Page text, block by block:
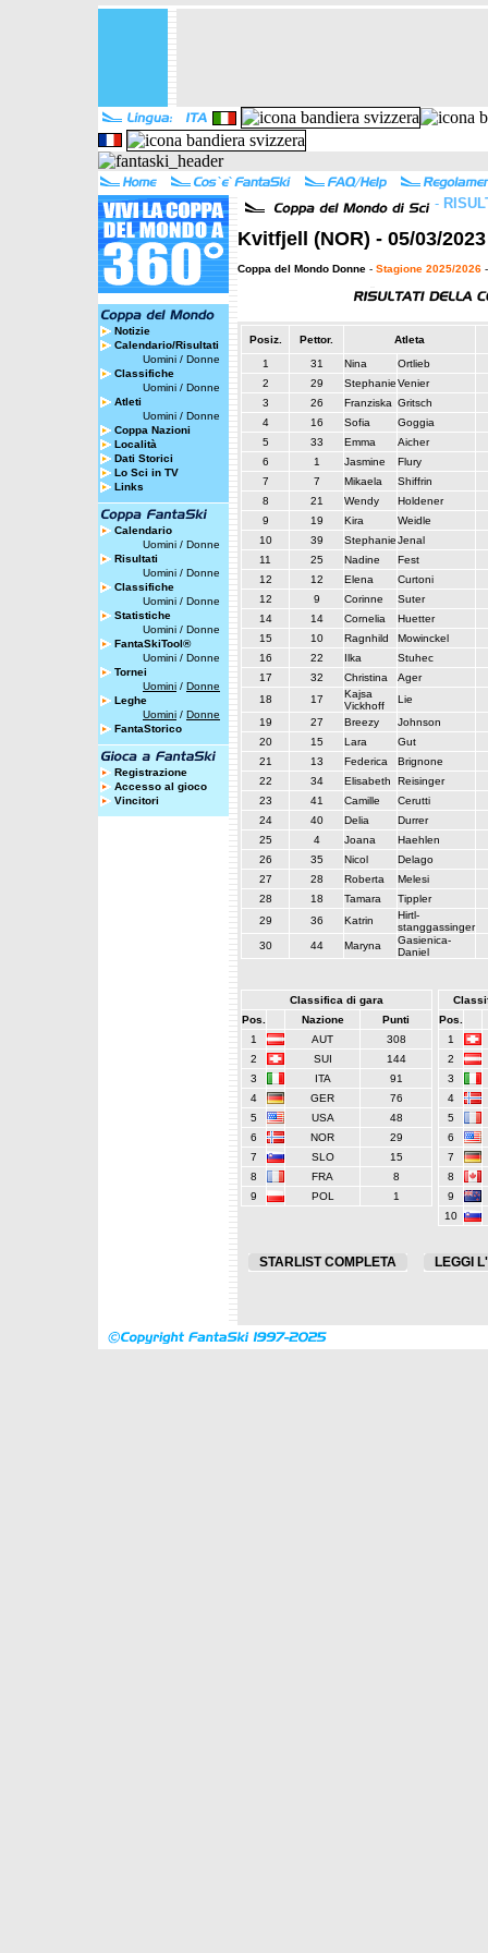
Notizie
Calendario/Risultati
Uomini / Donne
Classifiche
Uomini / Donne
Atleti
Uomini / Donne
Coppa Nazioni
Località
Dati Storici
Lo Sci in TV
Links
Calendario
Uomini / Donne
Risultati
Uomini / Donne
Classifiche
Uomini / Donne
Statistiche
Uomini / Donne
FantaSkiTool®
Uomini / Donne
Tornei
Uomini / Donne
Leghe
Uomini / Donne
FantaStorico
Registrazione
Accesso al gioco
Vincitori
-
Kvitfjell (NOR) - 05/03/
Coppa del Mondo Donne - Stagione 2025/2026
Posiz. Pettor.
Atleta
1
31 Nina
Ortlieb
2
29 StephanieVenier
3
26 Franziska Gritsch
4
16 Sofia
Goggia
5
33 Emma
Aicher
6
1 Jasmine
Flury
7
7 Mikaela
Shiffrin
8
21 Wendy
Holdener
9
19 Kira
Weidle
10
39 StephanieJenal
11
25 Nadine
Fest
12
12 Elena
Curtoni
12
9 Corinne
Suter
14
14 Cornelia
Huetter
15
10 Ragnhild
Mowinckel
16
22 Ilka
Stuhec
17
32 Christina
Ager
18
17
Kajsa
Vickhoff
Lie
19
27 Breezy
Johnson
20
15 Lara
Gut
21
13 Federica
Brignone
22
34 Elisabeth
Reisinger
23
41 Camille
Cerutti
24
40 Delia
Durrer
25
4 Joana
Haehlen
26
35 Nicol
Delago
27
28 Roberta
Melesi
28
18 Tamara
Tippler
29
36 Katrin
Hirtl-
stanggassinger
30
44 Maryna
Gasienica-
Daniel
Classifica di gara
Pos.
Nazione
Punti
1
AUT
308
2
SUI
144
3
ITA
91
4
GER
76
5
USA
48
6
NOR
29
7
SLO
15
8
FRA
8
9
POL 1
Pos.
1
2
3
4
5
6
7
8
9
10
STARLIST COMPLETA LEGGI